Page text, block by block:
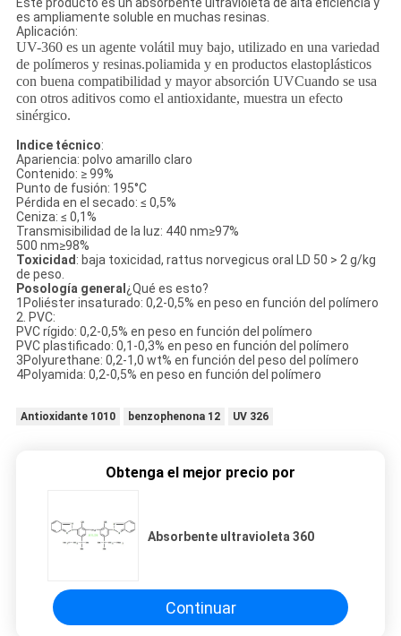
Este producto es un absorbente ultravioleta de alta eficiencia y
es ampliamente soluble en muchas resinas.
Aplicación:
UV-360 es un agente volátil muy bajo, utilizado en una variedad
de polímeros y resinas.poliamida y en productos elastoplásticos
con buena compatibilidad y mayor absorción UVCuando se usa
con otros aditivos como el antioxidante, muestra un efecto
sinérgico.
Indice técnico:
Apariencia: polvo amarillo claro
Contenido: ≥ 99%
Punto de fusión: 195°C
Pérdida en el secado: ≤ 0,5%
Ceniza: ≤ 0,1%
Transmisibilidad de la luz: 440 nm≥97%
500 nm≥98%
Toxicidad: baja toxicidad, rattus norvegicus oral LD 50 > 2 g/kg
de peso.
Posología general ¿Qué es esto?
1Poliéster insaturado: 0,2-0,5% en peso en función del polímero
2. PVC:
PVC rígido: 0,2-0,5% en peso en función del polímero
PVC plastificado: 0,1-0,3% en peso en función del polímero
3Polyurethane: 0,2-1,0 wt% en función del peso del polímero
4Polyamida: 0,2-0,5% en peso en función del polímero
Antioxidante 1010 benzophenona 12 UV 326
Obtenga el mejor precio por
Absorbente ultravioleta 360
Continuar